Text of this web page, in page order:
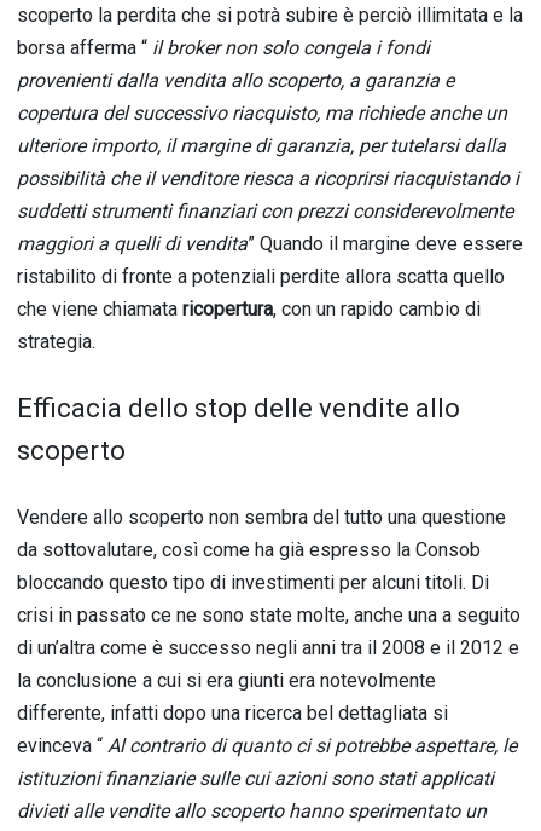
scoperto la perdita che si potrà subire è perciò illimitata e la
borsa afferma “ il broker non solo congela i fondi
provenienti dalla vendita allo scoperto, a garanzia e
copertura del successivo riacquisto, ma richiede anche un
ulteriore importo, il margine di garanzia, per tutelarsi dalla
possibilità che il venditore riesca a ricoprirsi riacquistando i
suddetti strumenti finanziari con prezzi considerevolmente
maggiori a quelli di vendita” Quando il margine deve essere
ristabilito di fronte a potenziali perdite allora scatta quello
che viene chiamata ricopertura, con un rapido cambio di
strategia.
Efficacia dello stop delle vendite allo
scoperto
Vendere allo scoperto non sembra del tutto una questione
da sottovalutare, così come ha già espresso la Consob
bloccando questo tipo di investimenti per alcuni titoli. Di
crisi in passato ce ne sono state molte, anche una a seguito
di un’altra come è successo negli anni tra il 2008 e il 2012 e
la conclusione a cui si era giunti era notevolmente
differente, infatti dopo una ricerca bel dettagliata si
evinceva “ Al contrario di quanto ci si potrebbe aspettare, le
istituzioni finanziarie sulle cui azioni sono stati applicati
divieti alle vendite allo scoperto hanno sperimentato un